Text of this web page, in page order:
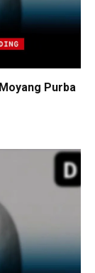
Purba